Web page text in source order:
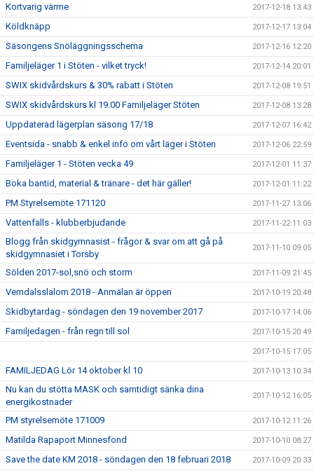
Kortvarig värme 2017-12-18 13:43
Köldknäpp 2017-12-17 13:04
Säsongens Snöläggningsschema 2017-12-16 12:20
Familjeläger 1 i Stöten - vilket tryck! 2017-12-14 20:01
SWIX skidvårdskurs & 30% rabatt i Stöten 2017-12-08 19:51
SWIX skidvårdskurs kl 19.00 Familjeläger Stöten 2017-12-08 13:28
Uppdaterad lägerplan säsong 17/18 2017-12-07 16:42
Eventsida - snabb & enkel info om vårt läger i Stöten 2017-12-06 22:59
Familjeläger 1 - Stöten vecka 49 2017-12-01 11:37
Boka bantid, material & tränare - det här gäller! 2017-12-01 11:22
PM Styrelsemöte 171120 2017-11-27 13:06
Vattenfalls - klubberbjudande 2017-11-22 11:03
Blogg från skidgymnasist - frågor & svar om att gå på
skidgymnasiet i Torsby
2017-11-10 09:05
Sölden 2017-sol,snö och storm 2017-11-09 21:45
Vemdalsslalom 2018 - Anmälan är öppen 2017-10-19 20:48
Skidbytardag - söndagen den 19 november 2017 2017-10-17 14:06
Familjedagen - från regn till sol 2017-10-15 20:49
2017-10-15 17:05
FAMILJEDAG Lör 14 oktober kl 10 2017-10-13 10:34
Nu kan du stötta MASK och samtidigt sänka dina
energikostnader
2017-10-12 16:05
PM styrelsemöte 171009 2017-10-12 11:26
Matilda Rapaport Minnesfond 2017-10-10 08:27
Save the date KM 2018 - söndagen den 18 februari 2018 2017-10-09 20:33